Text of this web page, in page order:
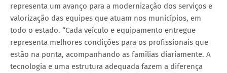
representa um avanço para a modernização dos serviços e
valorização das equipes que atuam nos municípios, em
todo o estado. “Cada veículo e equipamento entregue
representa melhores condições para os profissionais que
estão na ponta, acompanhando as famílias diariamente. A
tecnologia e uma estrutura adequada fazem a diferença